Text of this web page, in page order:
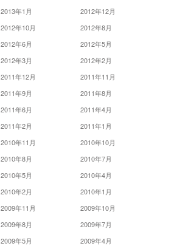
2013年1月
2012年12月
2012年10月
2012年8月
2012年6月
2012年5月
2012年3月
2012年2月
2011年12月
2011年11月
2011年9月
2011年8月
2011年6月
2011年4月
2011年2月
2011年1月
2010年11月
2010年10月
2010年8月
2010年7月
2010年5月
2010年4月
2010年2月
2010年1月
2009年11月
2009年10月
2009年8月
2009年7月
2009年5月
2009年4月